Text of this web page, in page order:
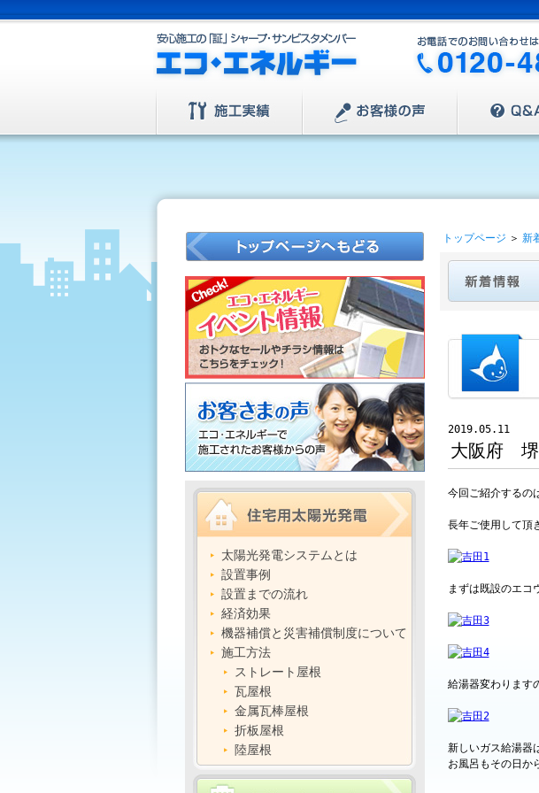
太陽光発電システムとは
設置事例
設置までの流れ
経済効果
機器補償と災害補償制度について
施工方法
ストレート屋根
瓦屋根
金属瓦棒屋根
折板屋根
陸屋根
トップページ ＞ 新
2019.05.11
大阪府 堺
今回ご紹介するの
長年ご使用して頂
まずは既設のエコ
給湯器変わります
新しいガス給湯器
お風呂もその日か